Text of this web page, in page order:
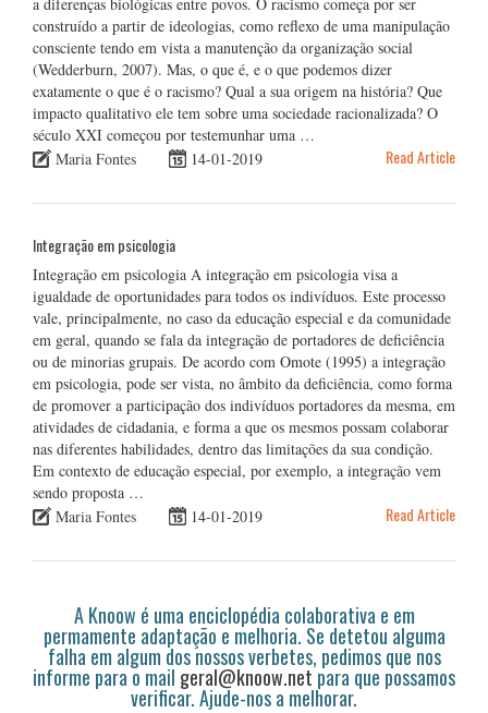
construído a partir de ideologias, como reflexo de uma manipulação
consciente tendo em vista a manutenção da organização social
(Wedderburn, 2007). Mas, o que é, e o que podemos dizer
exatamente o que é o racismo? Qual a sua origem na história? Que
impacto qualitativo ele tem sobre uma sociedade racionalizada? O
século XXI começou por testemunhar uma …
Maria Fontes
14-01-2019 Read Article
Integração em psicologia
Integração em psicologia A integração em psicologia visa a
igualdade de oportunidades para todos os indivíduos. Este processo
vale, principalmente, no caso da educação especial e da comunidade
em geral, quando se fala da integração de portadores de deficiência
ou de minorias grupais. De acordo com Omote (1995) a integração
em psicologia, pode ser vista, no âmbito da deficiência, como forma
de promover a participação dos indivíduos portadores da mesma, em
atividades de cidadania, e forma a que os mesmos possam colaborar
nas diferentes habilidades, dentro das limitações da sua condição.
Em contexto de educação especial, por exemplo, a integração vem
sendo proposta …
Maria Fontes
14-01-2019 Read Article
A Knoow é uma enciclopédia colaborativa e em
permamente adaptação e melhoria. Se detetou alguma
falha em algum dos nossos verbetes, pedimos que nos
informe para o mail geral@knoow.netpara que possamos
verificar. Ajude-nos a melhorar.